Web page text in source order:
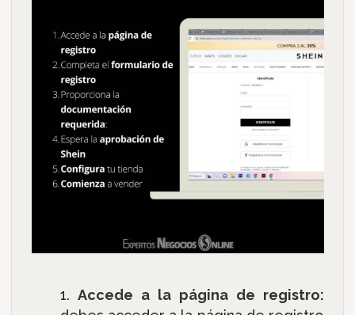
Accede a la página de registro: